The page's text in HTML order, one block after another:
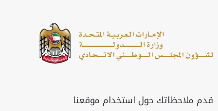
قدم ملاحظاتك حول استخدام موقعنا